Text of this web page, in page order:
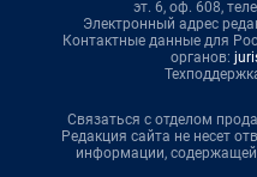
эт. 6, оф. 608,
Электронный адрес
Контактные данные для
органов:
Связаться с отделом
Редакция сайта не несет
информации,